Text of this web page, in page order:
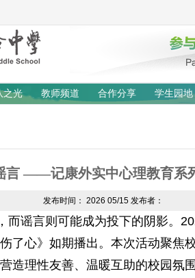
之光 教师频道 合作分享 学生园地
言 ——记康外实中心理教育系
发布时间： 2026 05/15 发布者：
谣言则可能成为投下的阴影。
了心》如期播出。本次活动聚焦
造理性友善、温暖互助的校园氛围